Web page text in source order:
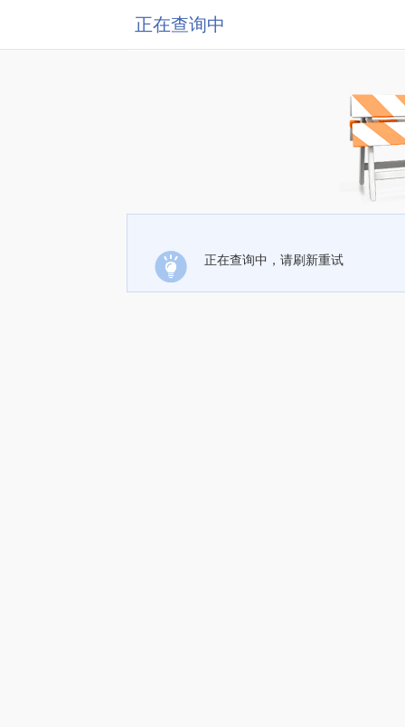
正在查询中
正在查询中，请刷新重试